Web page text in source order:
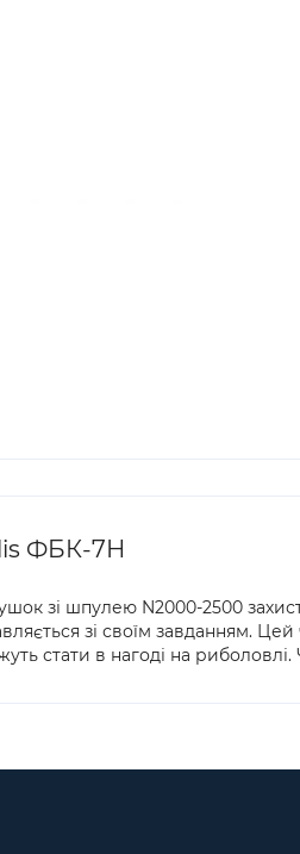
ФБК-7Н
зі шпулею N2000-2500
зі своїм завданням.
стати в нагоді на